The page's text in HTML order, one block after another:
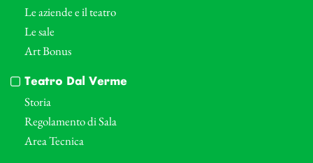
Le aziende e il teatro
Le sale
Art Bonus
Teatro Dal Verme
Storia
Regolamento di Sala
Area Tecnica